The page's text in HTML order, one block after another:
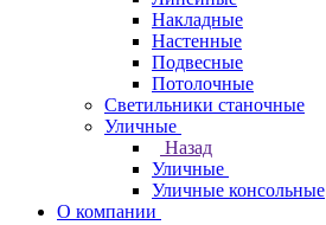
Накладные
Настенные
Подвесные
Потолочные
Светильники станочные
Уличные
Назад
Уличные
Уличные консольные
О компании